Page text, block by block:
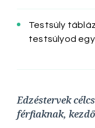
Testsúly
testsúlyod
Edzéstervek
férfiaknak,